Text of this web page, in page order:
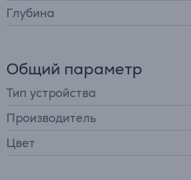
Глубина
Общий параметр
Тип устройства
Производитель
Цвет